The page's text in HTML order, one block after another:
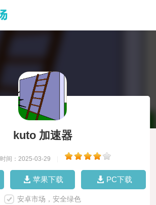
kuto 加速器
时间：2025-03-29
苹果下载 PC下载
安卓市场，安全绿色